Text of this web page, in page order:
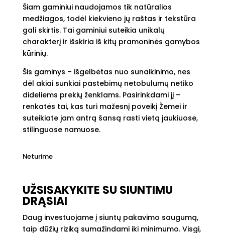
Šiam gaminiui naudojamos tik natūralios
medžiagos, todėl kiekvieno jų raštas ir tekstūra
gali skirtis. Tai gaminiui suteikia unikalų
charakterį ir išskiria iš kitų pramoninės gamybos
kūrinių.
Šis gaminys – išgelbėtas nuo sunaikinimo, nes
dėl akiai sunkiai pastebimų netobulumų netiko
dideliems prekių ženklams. Pasirinkdami jį –
renkatės tai, kas turi mažesnį poveikį Žemei ir
suteikiate jam antrą šansą rasti vietą jaukiuose,
stilinguose namuose.
Neturime
UŽSISAKYKITE SU SIUNTIMU
DRĄSIAI
Daug investuojame į siuntų pakavimo saugumą,
taip dūžių riziką sumažindami iki minimumo. Visgi,